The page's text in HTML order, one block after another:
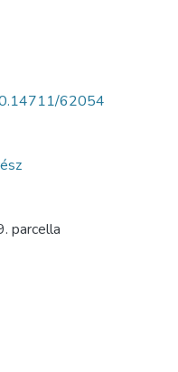
62054
parcella